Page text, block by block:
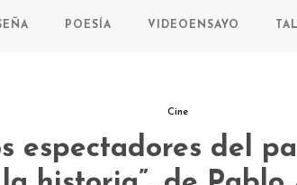
POESÍA VIDEOENSAYO
Cine
espectadores del